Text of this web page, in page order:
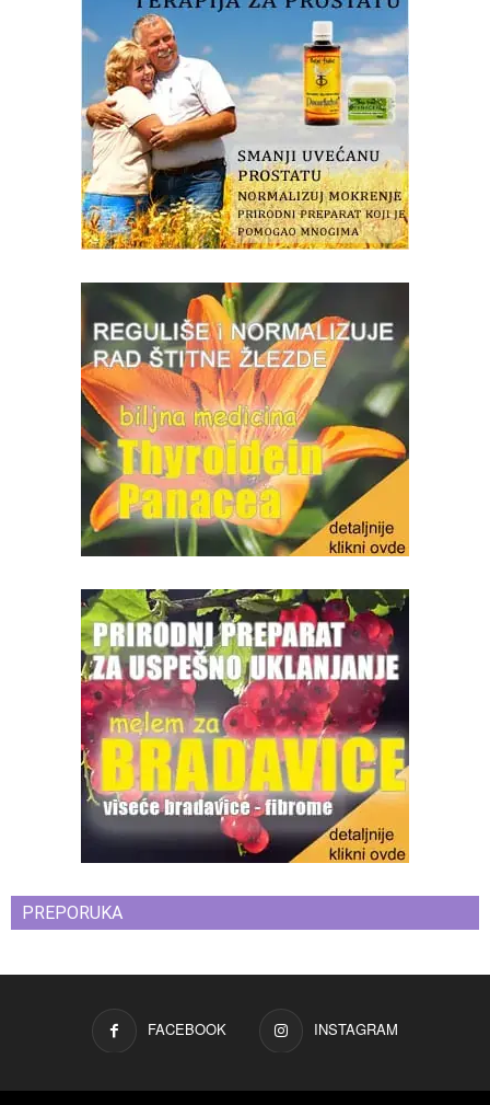
PREPORUKA
FACEBOOK INSTAGRAM